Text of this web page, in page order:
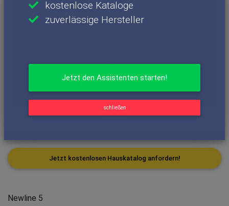
kostenlose Kataloge
zuverlässige Hersteller
Jetzt den Assistenten starten!
schließen
Newline 5
Jetzt kostenlosen Hauskatalog anfordern!